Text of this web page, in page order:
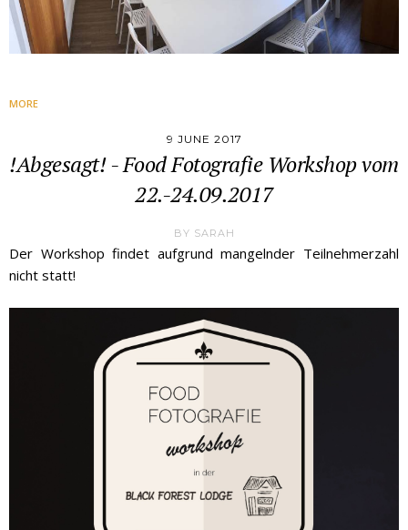
MORE
9 JUNE 2017
!Abgesagt! - Food Fotografie Workshop vom
22.-24.09.2017
BY SARAH
Der Workshop findet aufgrund mangelnder Teilnehmerzahl
nicht statt!